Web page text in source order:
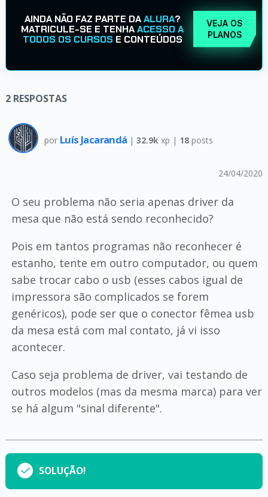
AINDA NÃO FAZ PARTE DAALURA?
MATRICULE-SE E TENHAACESSO A
TODOS OS CURSOS E CONTEÚDOS
VEJA OS
PLANOS
2 RESPOSTAS
por Luís Jacarandá | 32.9k xp | 18posts
24/04/2020
O seu problema não seria apenas driver da
mesa que não está sendo reconhecido?
Pois em tantos programas não reconhecer é
estanho, tente em outro computador, ou quem
sabe trocar cabo o usb (esses cabos igual de
impressora são complicados se forem
genéricos), pode ser que o conector fêmea usb
da mesa está com mal contato, já vi isso
acontecer.
Caso seja problema de driver, vai testando de
outros modelos (mas da mesma marca) para ver
se há algum "sinal diferente".
SOLUÇÃO!